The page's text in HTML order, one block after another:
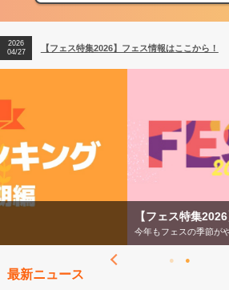
【ライブ動員ランキング】2026年上半期編発表
2026
04/27
【フェス特集2026】フェス情報はここから！
2026
今年もフェスの季節がやってきた！
最新ニュース